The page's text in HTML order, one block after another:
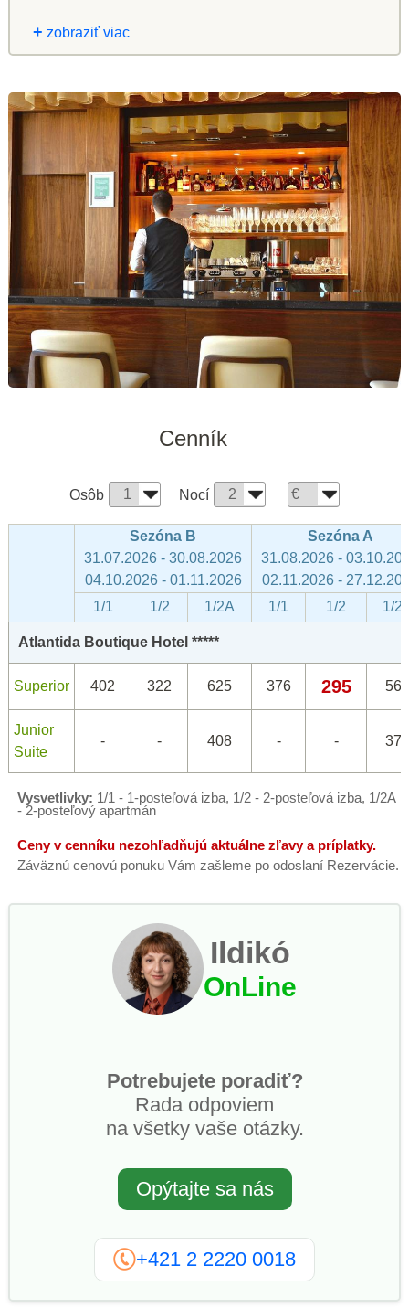
+ zobraziť viac
Cenník
Osôb Nocí
Sezóna B
31.07.2026 - 30.08.2026
04.10.2026 - 01.11.2026
Sezóna A
31.08.2026 -
02.11.2026 -
1/1
1/2 1/2A 1/1 1/2 1/
Atlantida Boutique Hotel *****
Superior 402 322 625 376 295 567
Junior
Suite
- - 408 - - 374
Vysvetlivky: 1/1 - 1-posteľová izba, 1/2 - 2-posteľová izba, 1/2A
- 2-posteľový apartmán
Ceny v cenníku nezohľadňujú aktuálne zľavy a príplatky.
Záväznú cenovú ponuku Vám zašleme po odoslaní Rezervácie.
Ildikó
OnLine
Potrebujete poradiť?
Rada odpoviem
na všetky vaše otázky.
Opýtajte sa nás
+421 2 2220 0018